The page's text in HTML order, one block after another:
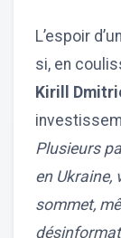
L’espoir
si, en
Kirill
Plusieurs
en Ukraine,
sommet,